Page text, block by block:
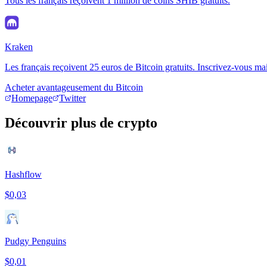
Kraken
Les français reçoivent 25 euros de Bitcoin gratuits. Inscrivez-vous
Acheter avantageusement du Bitcoin
Homepage
Twitter
Découvrir plus de crypto
Hashflow
$0,03
Pudgy Penguins
$0,01